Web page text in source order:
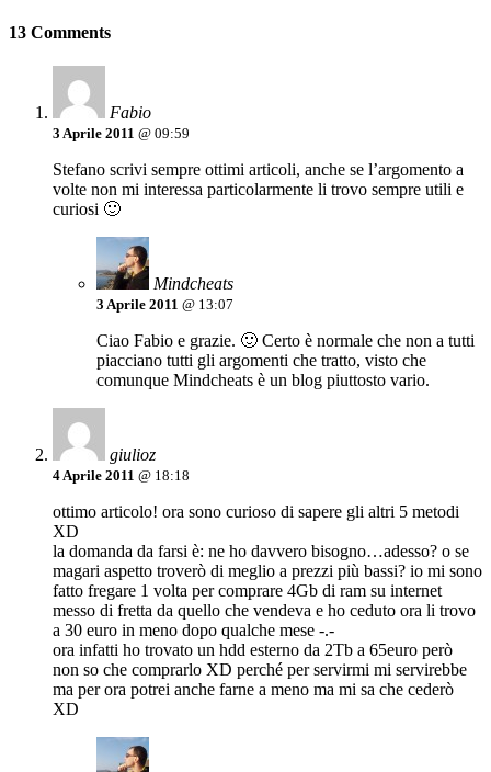
13 Comments
Fabio
3 Aprile 2011 @ 09:59
Stefano scrivi sempre ottimi articoli, anche se l’argomento a
volte non mi interessa particolarmente li trovo sempre utili e
curiosi 🙂
Mindcheats
3 Aprile 2011 @ 13:07
Ciao Fabio e grazie. 🙂 Certo è normale che non a tutti
piacciano tutti gli argomenti che tratto, visto che
comunque Mindcheats è un blog piuttosto vario.
giulioz
4 Aprile 2011 @ 18:18
ottimo articolo! ora sono curioso di sapere gli altri 5 metodi
XD
la domanda da farsi è: ne ho davvero bisogno…adesso? o se
magari aspetto troverò di meglio a prezzi più bassi? io mi sono
fatto fregare 1 volta per comprare 4Gb di ram su internet
messo di fretta da quello che vendeva e ho ceduto ora li trovo
a 30 euro in meno dopo qualche mese -.-
ora infatti ho trovato un hdd esterno da 2Tb a 65euro però
non so che comprarlo XD perché per servirmi mi servirebbe
ma per ora potrei anche farne a meno ma mi sa che cederò
XD